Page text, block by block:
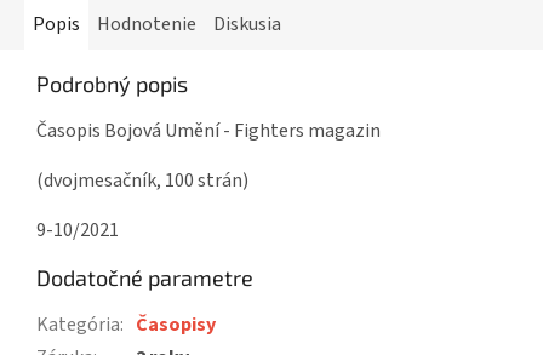
Popis Hodnotenie Diskusia
Podrobný popis
Časopis Bojová Umění - Fighters magazin
(dvojmesačník, 100 strán)
9-10/2021
Dodatočné parametre
Kategória: Časopisy